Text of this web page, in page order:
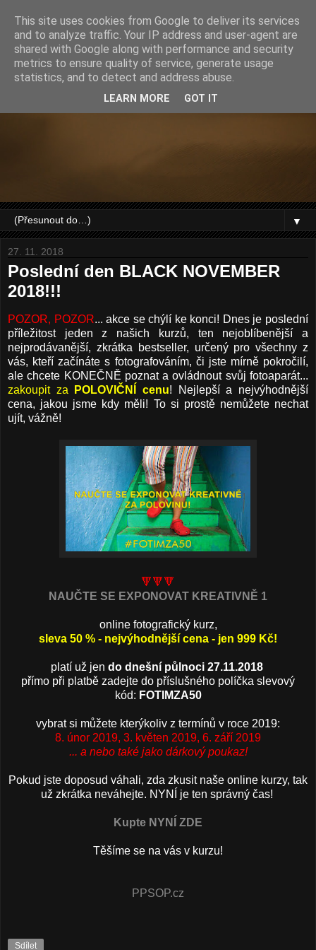
▼
27. 11. 2018
Poslední den BLACK NOVEMBER
2018!!!
POZOR, POZOR... akce se chýlí ke konci! Dnes je poslední
příležitost jeden z našich kurzů, ten nejoblíbenější a
nejprodávanější, zkrátka bestseller, určený pro všechny z
vás, kteří začínáte s fotografováním, či jste mírně pokročilí,
ale chcete KONEČNĚ poznat a ovládnout svůj fotoaparát...
zakoupit za
POLOVIČNÍ cenu! Nejlepší a nejvýhodnější
cena, jakou jsme kdy měli! To si prostě nemůžete nechat
ujít, vážně!
🔻🔻🔻
NAUČTE SE EXPONOVAT KREATIVNĚ 1
online fotografický kurz,
sleva 50 % - nejvýhodnější cena - jen 999 Kč!
platí už jen do dnešní půlnoci 27.11.2018
přímo při platbě zadejte do příslušného políčka slevový
kód: FOTIMZA50
vybrat si můžete kterýkoliv z termínů v roce 2019:
8. únor 2019, 3. květen 2019, 6. září 2019
... a nebo také jako dárkový poukaz!
Pokud jste doposud váhali, zda zkusit naše online kurzy, tak
už zkrátka neváhejte. NYNÍ je ten správný čas!
Kupte NYNÍ ZDE
Těšíme se na vás v kurzu!
PPSOP.cz
Sdílet
This site uses cookies from Google to deliver its services
and to analyze traffic. Your IP address and user-agent are
shared with Google along with performance and security
metrics to ensure quality of service, generate usage
statistics, and to detect and address abuse.
LEARN MORE GOT IT